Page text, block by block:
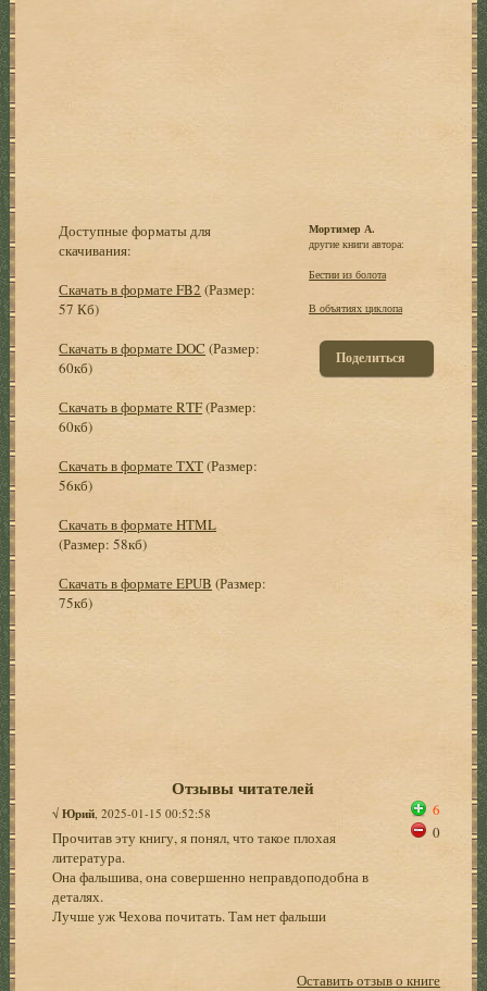
Доступные форматы для
скачивания:
Скачать в формате FB2 (Размер:
57 Кб)
Скачать в формате DOC (Размер:
60кб)
Скачать в формате RTF(Размер:
60кб)
Скачать в формате TXT(Размер:
56кб)
Скачать в формате HTML
(Размер: 58кб)
Скачать в формате EPUB (Размер:
75кб)
Мортимер А.
другие книги автора:
Бестии из болота
В объятиях циклопа
Поделиться
Отзывы читателей
√Юрий , 2025-01-15 00:52:58
Прочитав эту книгу, я понял, что такое плохая
литература.
Она фальшива, она совершенно неправдоподобна в
деталях.
Лучше уж Чехова почитать. Там нет фальши
6
0
Оставить отзыв о книге